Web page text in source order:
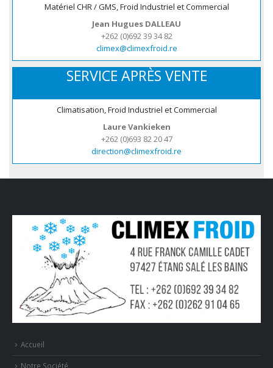
Matériel CHR / GMS, Froid Industriel et Commercial
Jean Hugues DALLEAU
+262 (0)692 39 34 82
climex@climexfroid.re
SERVICE APRÈS VENTE
Climatisation, Froid Industriel et Commercial
Laure Vankieken
+262 (0)693 82 20 47
direction@climexfroid.re
Accueil
Notre Société